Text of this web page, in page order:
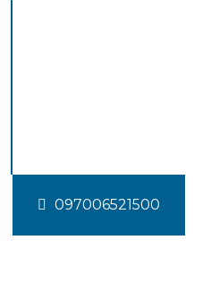
097006521500